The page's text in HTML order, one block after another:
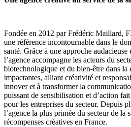
Fondée en 2012 par Frédéric Maillard,
une référence incontournable dans le
santé. Grâce à une approche
l’agence accompagne les acteurs du
biotechnologique et du bien-être dans la
impactantes, alliant créativité et
innover et à transformer la
puissant de sensibilisation et d’action
pour les entreprises du secteur. Depuis
l’agence la plus primée du secteur de la
récompenses créatives en France.